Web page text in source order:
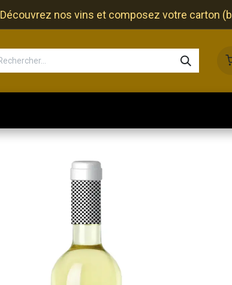
Découvrez nos vins et composez votre carton